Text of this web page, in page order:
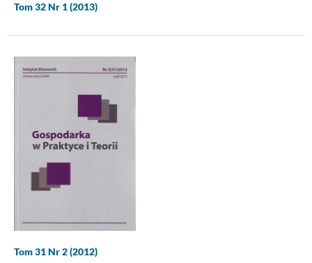
Tom 32 Nr 1 (2013)
Tom 31 Nr 2 (2012)